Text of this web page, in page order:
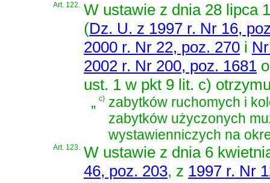
Art. 122. W ustawie z dnia 28 lipca
(Dz. U. z 1997 r. Nr 16,
2000 r. Nr 22, poz. 270 i
2002 r. Nr 200, poz. 1681
ust. 1 w pkt 9 lit. c)
„c) zabytków ruchomych i
zabytków użyczonych
wystawienniczych na
Art. 123. W ustawie z dnia 6
46, poz. 203, z 1997 r. Nr